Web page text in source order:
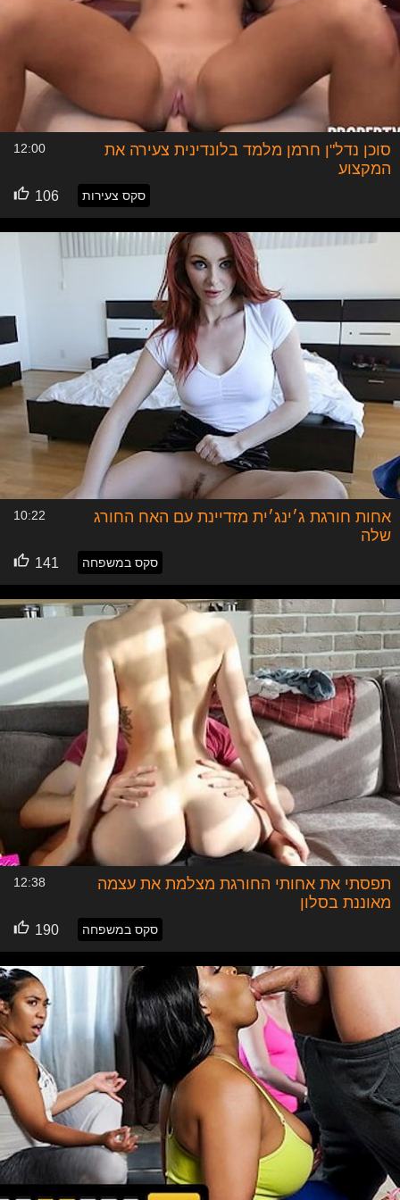
סוכן נדל"ן חרמן מלמד בלונדינית צעירה את
המקצוע
12:00
סקס צעירות 106
אחות חורגת ג׳ינג׳ית מזדיינת עם האח החורג
שלה
10:22
סקס במשפחה 141
תפסתי את אחותי החורגת מצלמת את עצמה
מאוננת בסלון
12:38
סקס במשפחה 190